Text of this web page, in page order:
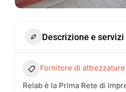
Descrizione e servizi
Fornitore di
Relab è la Prima Rete di